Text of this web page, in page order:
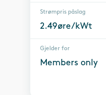
Strømpris påslag
2.49øre/kWt
Gjelder for
Members only